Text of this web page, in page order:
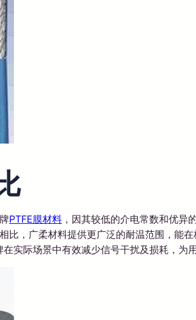
PTFE膜材料 ，因其较低的介电常数和优异
，广柔材料提供更广泛的耐温范围，能
实际场景中有效减少信号干扰及损耗，为